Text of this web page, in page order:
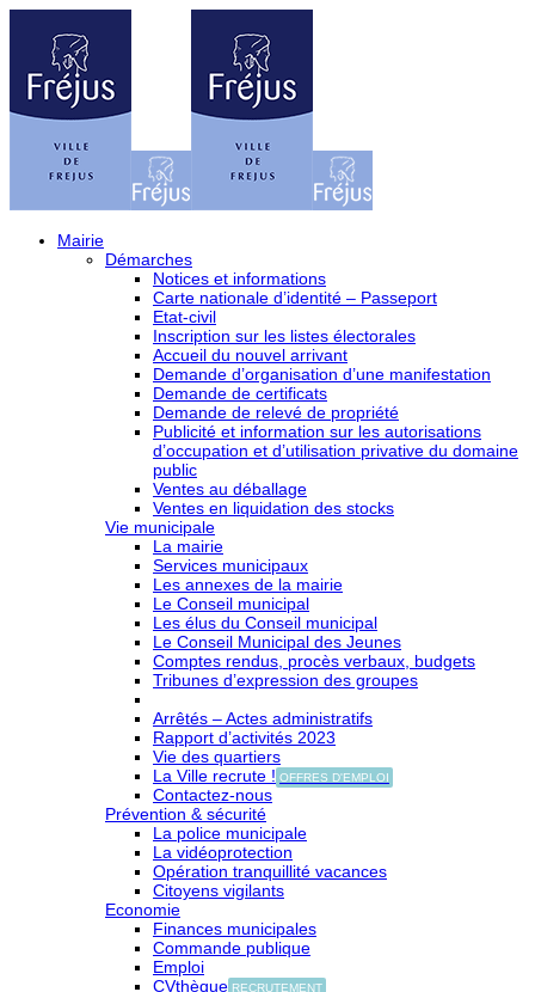
Mairie
Démarches
Notices et informations
Carte nationale d’identité – Passeport
Etat-civil
Inscription sur les listes électorales
Accueil du nouvel arrivant
Demande d’organisation d’une manifestation
Demande de certificats
Demande de relevé de propriété
Publicité et information sur les autorisations
d’occupation et d’utilisation privative du domaine
public
Ventes au déballage
Ventes en liquidation des stocks
Vie municipale
La mairie
Services municipaux
Les annexes de la mairie
Le Conseil municipal
Les élus du Conseil municipal
Le Conseil Municipal des Jeunes
Comptes rendus, procès verbaux, budgets
Tribunes d’expression des groupes
Arrêtés – Actes administratifs
Rapport d’activités 2023
Vie des quartiers
La Ville recrute ! OFFRES D'EMPLOI
Contactez-nous
Prévention & sécurité
La police municipale
La vidéoprotection
Opération tranquillité vacances
Citoyens vigilants
Economie
Finances municipales
Commande publique
Emploi
CVthèque RECRUTEMENT